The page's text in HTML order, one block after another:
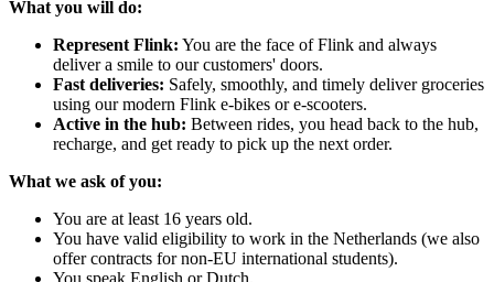
What you will do:
Represent Flink: You are the face of Flink and always
deliver a smile to our customers' doors.
Fast deliveries: Safely, smoothly, and timely deliver groceries
using our modern Flink e-bikes or e-scooters.
Active in the hub: Between rides, you head back to the hub,
recharge, and get ready to pick up the next order.
What we ask of you:
You are at least 16 years old.
You have valid eligibility to work in the Netherlands (we also
offer contracts for non-EU international students).
You speak English or Dutch.